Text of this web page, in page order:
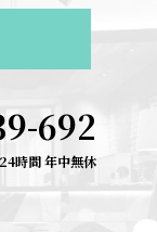
692
時間 年中無休